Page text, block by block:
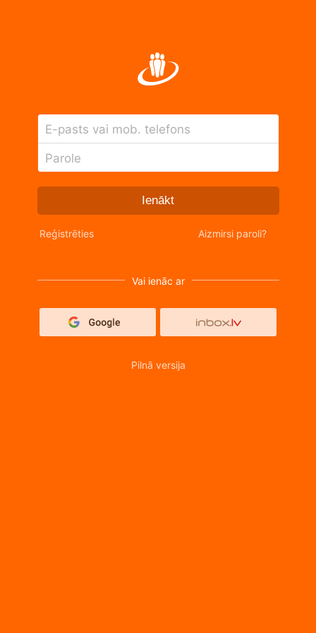
E-pasts vai mob. telefons
Parole
Ienākt
Reģistrēties Aizmirsi paroli?
Vai ienāc ar
Pilnā versija